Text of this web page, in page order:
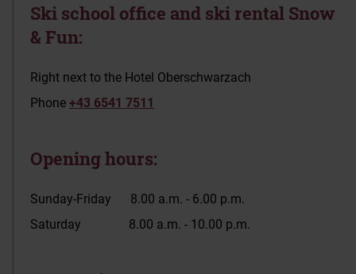
Ski school office and ski rental Snow
& Fun:
Right next to the Hotel Oberschwarzach
Phone +43 6541 7511
Opening hours:
Sunday-Friday 8.00 a.m. - 6.00 p.m.
Saturday 8.00 a.m. - 10.00 p.m.